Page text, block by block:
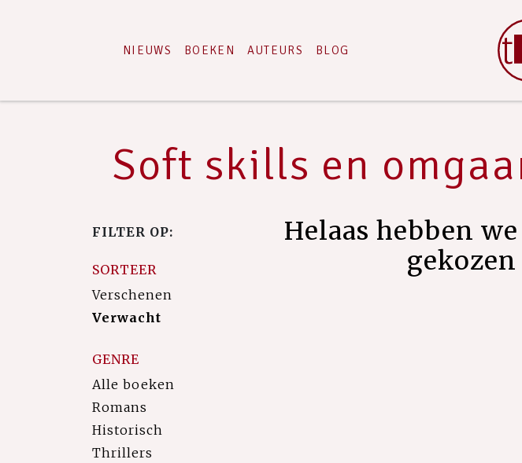
NIEUWS BOEKEN AUTEURS BLOG
Soft skills en
FILTER OP:
SORTEER
Verschenen
Verwacht
GENRE
Alle boeken
Romans
Historisch
Thrillers
Helaas hebben